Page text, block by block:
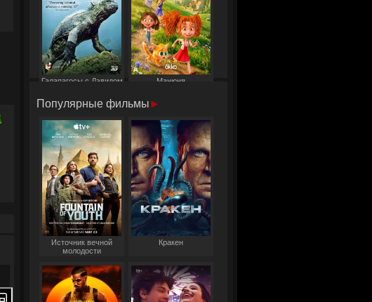
Галапагосы с Дэвидом
Манюня
Популярные фильмы
Источник вечной
молодости
Кракен